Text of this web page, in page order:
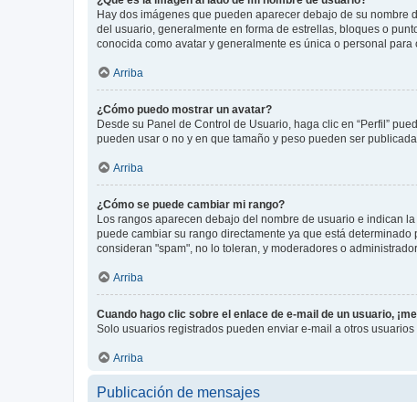
Hay dos imágenes que pueden aparecer debajo de su
del usuario, generalmente en forma de estrellas, bloques o
conocida como avatar y generalmente es única o personal para
Arriba
¿Cómo puedo mostrar un avatar?
Desde su Panel de Control de Usuario, haga clic en “Perfil”
pueden usar o no y en que tamaño y peso pueden ser
Arriba
¿Cómo se puede cambiar mi rango?
Los rangos aparecen debajo del nombre de usuario e indican
puede cambiar su rango directamente ya que está
consideran "spam", no lo toleran, y moderadores o
Arriba
Cuando hago clic sobre el enlace de e-mail de un usuario,
Solo usuarios registrados pueden enviar e-mail a otros
Arriba
Publicación de mensajes